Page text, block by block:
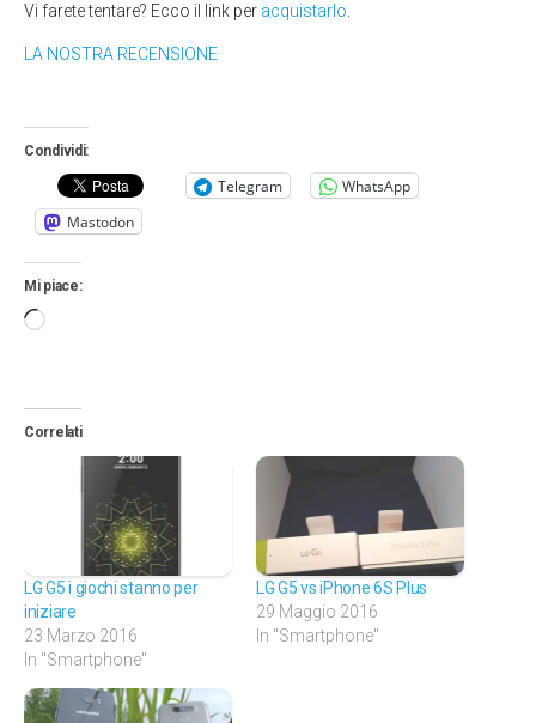
Vi farete tentare? Ecco il link per acquistarlo.
LA NOSTRA RECENSIONE
Condividi:
Telegram
WhatsApp
Mastodon
Mi piace:
Caricamento
Correlati
LG G5 i giochi stanno per
iniziare
23 Marzo 2016
In "Smartphone"
LG G5 vs iPhone 6S Plus
29 Maggio 2016
In "Smartphone"